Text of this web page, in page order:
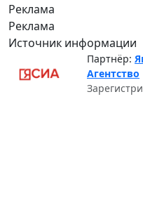
Реклама
Реклама
Источник информации
Партнёр:
Агентство